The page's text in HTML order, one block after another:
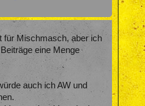
für Mischmasch, aber ich
eine Menge
auch ich AW und